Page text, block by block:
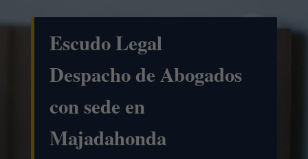
Escudo Legal
Despacho de Abogados
con sede en
Majadahonda